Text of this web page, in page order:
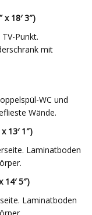
x 18′ 3″)
Punkt.
mit
WC und
Wände.
13′ 1″)
Laminatboden
14′ 5″)
Laminatboden